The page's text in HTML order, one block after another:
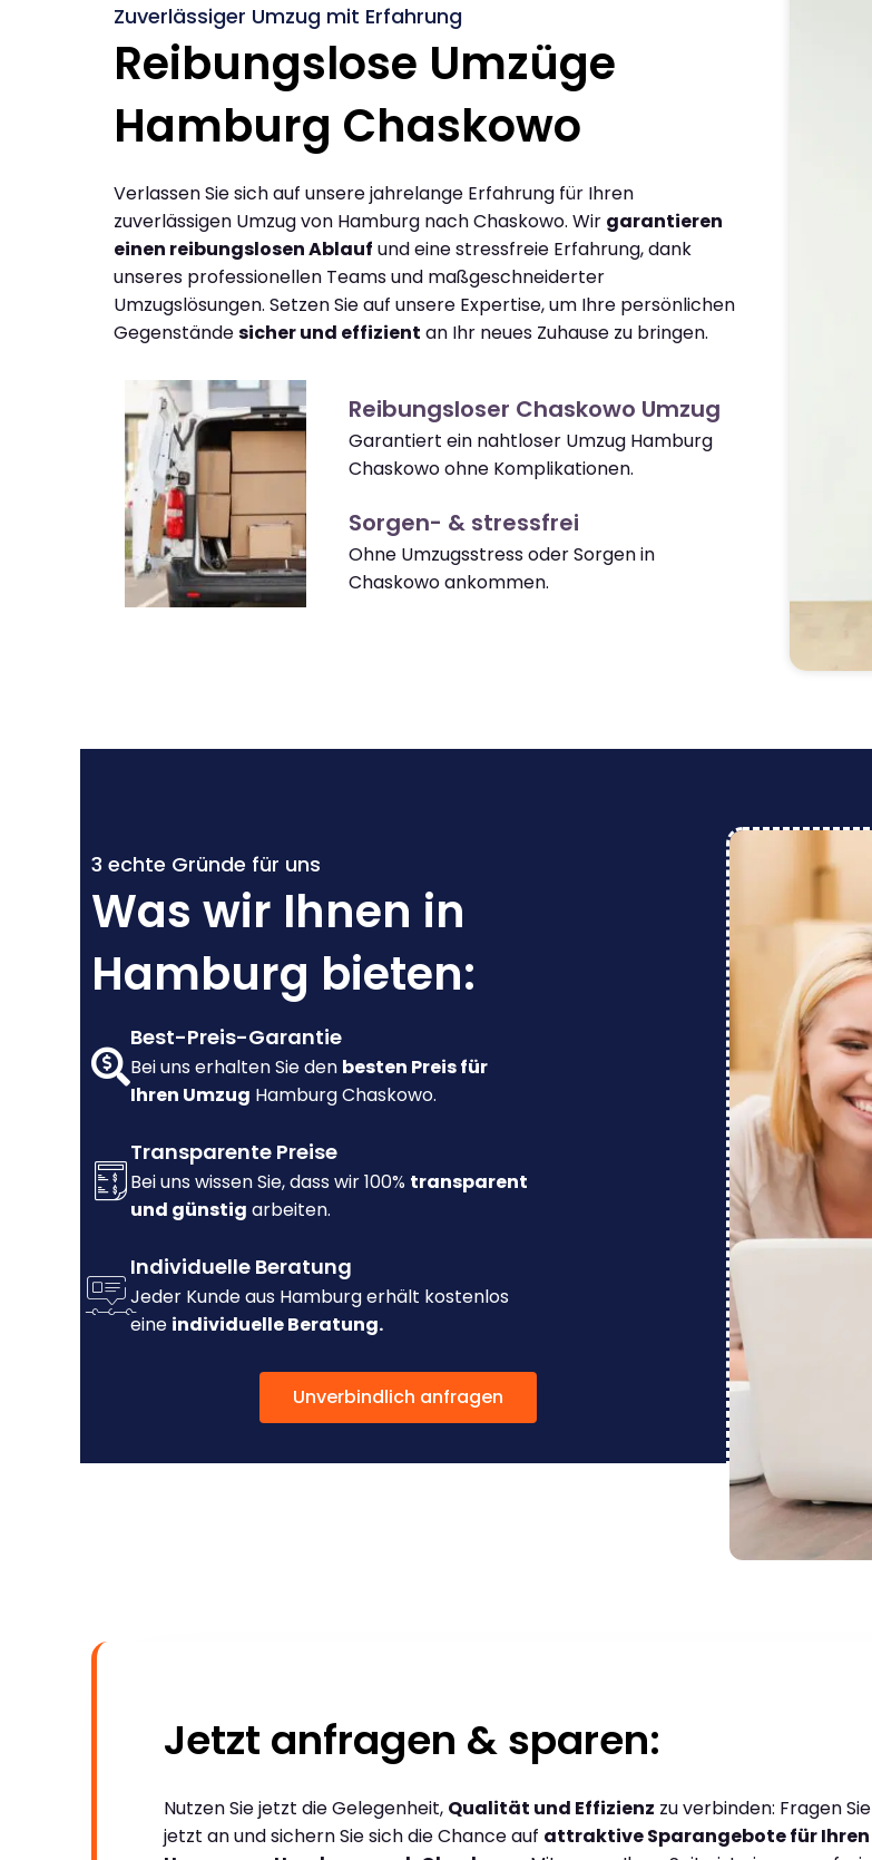
Zuverlässiger Umzug mit Erfahrung
Reibungslose Umzüge
Hamburg Chaskowo
Verlassen Sie sich auf unsere jahrelange Erfahrung für Ihren
zuverlässigen Umzug von Hamburg nach Chaskowo. Wir garantieren
einen reibungslosen Ablauf und eine stressfreie Erfahrung, dank
unseres professionellen Teams und maßgeschneiderter
Umzugslösungen. Setzen Sie auf unsere Expertise, um Ihre persönlichen
Gegenständesicher und effizient an Ihr neues Zuhause zu bringen.
Reibungsloser Chaskowo Umzug
Garantiert ein nahtloser Umzug Hamburg
Chaskowo ohne Komplikationen.
Sorgen- & stressfrei
Ohne Umzugsstress oder Sorgen in
Chaskowo ankommen.
3 echte Gründe für uns
Was wir Ihnen in
Hamburg bieten:
Best-Preis-Garantie
Bei uns erhalten Sie den besten Preis für
Ihren Umzug Hamburg Chaskowo.
Transparente Preise
Bei uns wissen Sie, dass wir 100% transparent
und günstig arbeiten.
Individuelle Beratung
Jeder Kunde aus Hamburg erhält kostenlos
eine individuelle Beratung.
Unverbindlich anfragen
Jetzt anfragen & sparen:
Nutzen Sie jetzt die Gelegenheit, Qualität und Effizienz zu verbinden: Fragen Sie
jetzt an und sichern Sie sich die Chance auf attraktive Sparangebote für Ihren